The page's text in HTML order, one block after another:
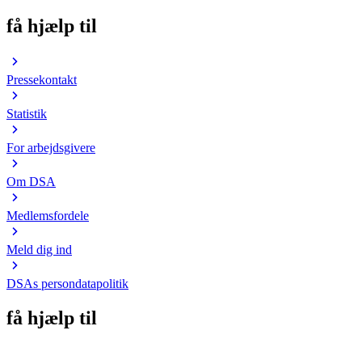
få hjælp til
Pressekontakt
Statistik
For arbejdsgivere
Om DSA
Medlemsfordele
Meld dig ind
DSAs persondatapolitik
få hjælp til